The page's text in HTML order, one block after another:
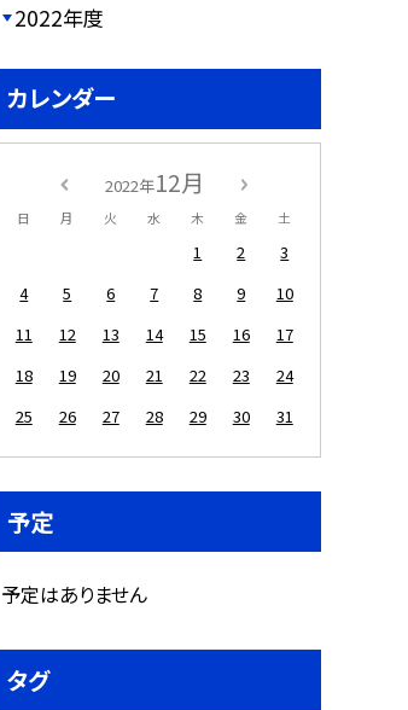
2022年度
カレンダー
2022年12月
日 月 火 水 木 金 土
1 2
3
4
5 6 7 8 9
10
11
12 13 14 15 16
17
18
19 20 21 22 23
24
25
26 27 28 29 30 31
予定
予定はありません
タグ